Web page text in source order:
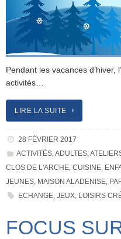
Pendant les vacances d’hiver,
activités…
LIRE LA SUITE
28 FÉVRIER 2017
ACTIVITÉS,ADULTES,
CLOS DE L'ARCHE, CUISINE,
JEUNES, MAISON ALADENISE,
ECHANGE, JEUX, LOISIRS
FOCUS